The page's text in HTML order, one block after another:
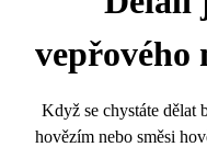
vepřového
Když se chystáte dělat
hovězím nebo směsi